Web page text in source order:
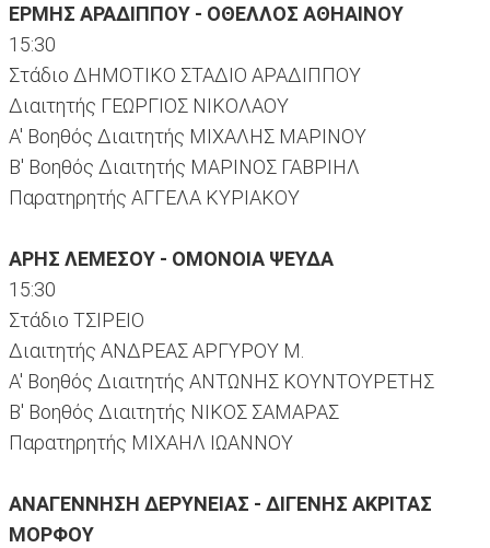
ΕΡΜΗΣ ΑΡΑΔΙΠΠΟΥ - ΟΘΕΛΛΟΣ ΑΘΗΑΙΝΟΥ
15:30
Στάδιο ΔΗΜΟΤΙΚΟ ΣΤΑΔΙΟ ΑΡΑΔΙΠΠΟΥ
Διαιτητής ΓΕΩΡΓΙΟΣ ΝΙΚΟΛΑΟΥ
Α' Βοηθός Διαιτητής ΜΙΧΑΛΗΣ ΜΑΡΙΝΟΥ
Β' Βοηθός Διαιτητής ΜΑΡΙΝΟΣ ΓΑΒΡΙΗΛ
Παρατηρητής ΑΓΓΕΛΑ ΚΥΡΙΑΚΟΥ
ΑΡΗΣ ΛΕΜΕΣΟΥ - ΟΜΟΝΟΙΑ ΨΕΥΔΑ
15:30
Στάδιο ΤΣΙΡΕΙΟ
Διαιτητής ΑΝΔΡΕΑΣ ΑΡΓΥΡΟΥ Μ.
Α' Βοηθός Διαιτητής ΑΝΤΩΝΗΣ ΚΟΥΝΤΟΥΡΕΤΗΣ
Β' Βοηθός Διαιτητής ΝΙΚΟΣ ΣΑΜΑΡΑΣ
Παρατηρητής ΜΙΧΑΗΛ ΙΩΑΝΝΟΥ
ΑΝΑΓΕΝΝΗΣΗ ΔΕΡΥΝΕΙΑΣ - ΔΙΓΕΝΗΣ ΑΚΡΙΤΑΣ
ΜΟΡΦΟΥ